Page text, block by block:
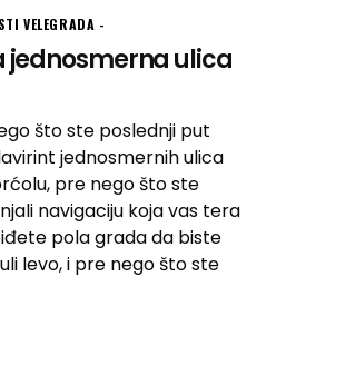
VELEGRADA
jednosmerna ulica
što ste poslednji put
jednosmernih ulica
pre nego što ste
navigaciju koja vas tera
pola grada da biste
levo, i pre nego što ste